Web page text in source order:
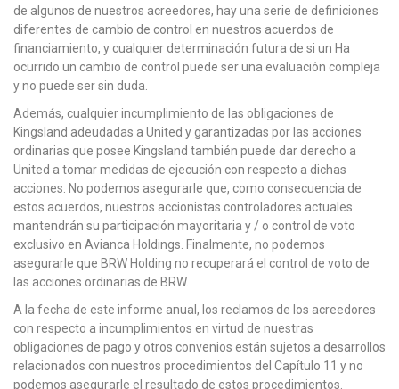
de algunos de nuestros acreedores, hay una serie de definiciones
diferentes de cambio de control en nuestros acuerdos de
financiamiento, y cualquier determinación futura de si un Ha
ocurrido un cambio de control puede ser una evaluación compleja
y no puede ser sin duda.
Además, cualquier incumplimiento de las obligaciones de
Kingsland adeudadas a United y garantizadas por las acciones
ordinarias que posee Kingsland también puede dar derecho a
United a tomar medidas de ejecución con respecto a dichas
acciones. No podemos asegurarle que, como consecuencia de
estos acuerdos, nuestros accionistas controladores actuales
mantendrán su participación mayoritaria y / o control de voto
exclusivo en Avianca Holdings. Finalmente, no podemos
asegurarle que BRW Holding no recuperará el control de voto de
las acciones ordinarias de BRW.
A la fecha de este informe anual, los reclamos de los acreedores
con respecto a incumplimientos en virtud de nuestras
obligaciones de pago y otros convenios están sujetos a desarrollos
relacionados con nuestros procedimientos del Capítulo 11 y no
podemos asegurarle el resultado de estos procedimientos.